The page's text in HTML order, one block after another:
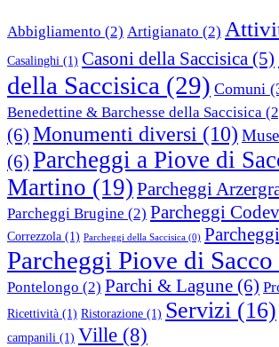
Abbigliamento (2) Artigianato (2)
Casalinghi (1) Casoni della Saccisica (5)
della Saccisica (29) Comuni
Benedettine & Barchesse della Saccisica
(6) Monumenti diversi (10)
(6) Parcheggi a Piove di
Martino (19) Parcheggi
Parcheggi Brugine (2) Parcheggi
Correzzola (1) Parcheggi della Saccisica (0)
Parcheggi Piove di Sacco
Pontelongo (2) Parchi & Lagune (6)
Ricettività (1) Ristorazione (1) Servizi (16)
campanili (1) Ville (8)